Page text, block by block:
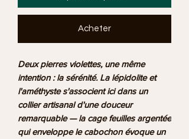
Acheter
Deux pierres violettes, une même
intention : la sérénité. La lépidolite et
l'améthyste s'associent ici dans un
collier artisanal d'une douceur
remarquable — la cage feuilles argentée
qui enveloppe le cabochon évoque un